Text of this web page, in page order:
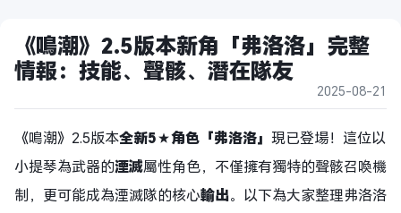
《鳴潮》2.5版本新角「弗洛洛」完整
情報：技能、聲骸、潛在隊友
2025-08-21
《鳴潮》2.5版本全新5★角色「弗洛洛」 現已登場！這位以
小提琴為武器的湮滅屬性角色，不僅擁有獨特的聲骸召喚機
制，更可能成為湮滅隊的核心輸出。以下為大家整理弗洛洛